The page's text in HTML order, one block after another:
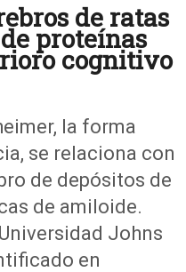
de ratas
proteínas
cognitivo
la forma
se relaciona con
de depósitos de
de amiloide.
Johns
en